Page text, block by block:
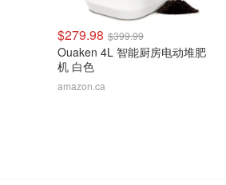
$279.98 $399.99
Ouaken 4L 智能厨房电动堆肥
机 白色
amazon.ca